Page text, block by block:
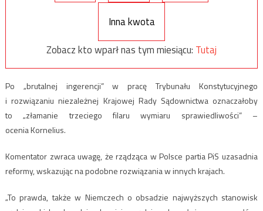
Inna kwota
Zobacz kto wparł nas tym miesiącu: Tutaj
Po „brutalnej ingerencji” w pracę Trybunału Konstytucyjnego
i rozwiązaniu niezależnej Krajowej Rady Sądownictwa oznaczałoby
to „złamanie trzeciego filaru wymiaru sprawiedliwości” –
ocenia Kornelius.
Komentator zwraca uwagę, że rządząca w Polsce partia PiS uzasadnia
reformy, wskazując na podobne rozwiązania w innych krajach.
„To prawda, także w Niemczech o obsadzie najwyższych stanowisk